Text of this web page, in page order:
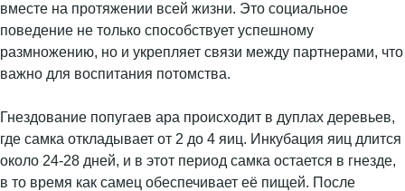
вместе на протяжении всей жизни. Это социальное
поведение не только способствует успешному
размножению, но и укрепляет связи между партнерами, что
важно для воспитания потомства.
Гнездование попугаев ара происходит в дуплах деревьев,
где самка откладывает от 2 до 4 яиц. Инкубация яиц длится
около 24-28 дней, и в этот период самка остается в гнезде,
в то время как самец обеспечивает её пищей. После